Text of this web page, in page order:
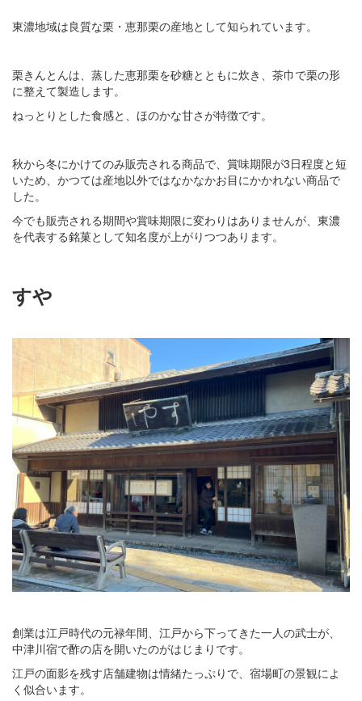
東濃地域は良質な栗・恵那栗の産地として知られています。
栗きんとんは、蒸した恵那栗を砂糖とともに炊き、茶巾で栗の形
に整えて製造します。
ねっとりとした食感と、ほのかな甘さが特徴です。
秋から冬にかけてのみ販売される商品で、賞味期限が3日程度と短
いため、かつては産地以外ではなかなかお目にかかれない商品で
した。
今でも販売される期間や賞味期限に変わりはありませんが、東濃
を代表する銘菓として知名度が上がりつつあります。
すや
創業は江戸時代の元禄年間、江戸から下ってきた一人の武士が、
中津川宿で酢の店を開いたのがはじまりです。
江戸の面影を残す店舗建物は情緒たっぷりで、宿場町の景観によ
く似合います。